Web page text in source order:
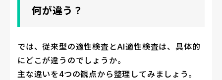
何が違う？
では、従来型の適性検査とAI適性検査は、具体的
にどこが違うのでしょうか。
主な違いを4つの観点から整理してみましょう。